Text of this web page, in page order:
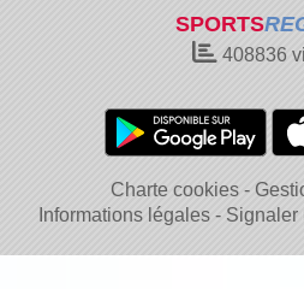
SPORTS
408836
Charte cookies
Informations légales
Signaler